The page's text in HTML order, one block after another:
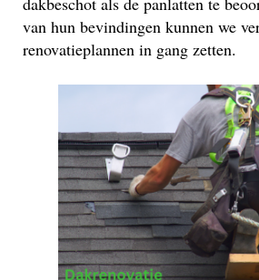
van hun bevindingen kunnen we
renovatieplannen in gang zetten.